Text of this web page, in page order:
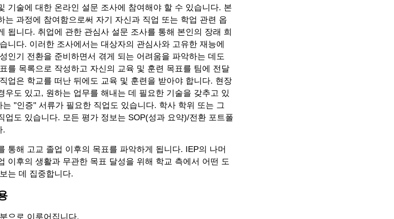
기술에 대한 온라인 설문 조사에 참여해야 할 수 있습니다. 본
는 과정에 참여함으로써 자기 자신과 직업 또는 학업 관련 옵
됩니다. 취업에 관한 관심사 설문 조사를 통해 본인의 장래 희
니다. 이러한 조사에서는 대상자의 관심사와 고유한 재능에
인기 전환을 준비하면서 겪게 되는 어려움을 파악하는 데도
를 목록으로 작성하고 자신의 교육 및 훈련 목표를 팀에 전달
업은 학교를 떠난 뒤에도 교육 및 훈련을 받아야 합니다. 현장
우도 있고, 원하는 업무를 해내는 데 필요한 기술을 갖추고 있
"인증" 서류가 필요한 직업도 있습니다. 학사 학위 또는 그
업도 있습니다. 모든 평가 정보는 SOP(성과 요약)/전환 포트폴
.
통해 고교 졸업 이후의 목표를 파악하게 됩니다. IEP의 나머
이후의 생활과 무관한 목표 달성을 위해 학교 측에서 어떤 도
는 데 집중합니다.
으로 이루어집니다.